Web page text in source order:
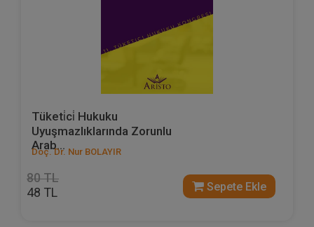
Tüketi̇ci̇ Hukuku
Uyuşmazlıklarında Zorunlu
Arab...
Doç. Dr. Nur BOLAYIR
80 TL
48 TL Sepete Ekle